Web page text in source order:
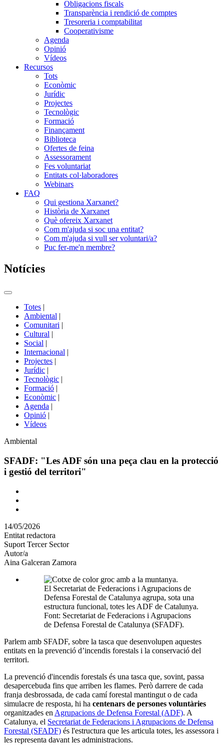
Obligacions fiscals
Transparència i rendició de comptes
Tresoreria i comptabilitat
Cooperativisme
Agenda
Opinió
Vídeos
Recursos
Tots
Econòmic
Jurídic
Projectes
Tecnològic
Formació
Finançament
Biblioteca
Ofertes de feina
Assessorament
Fes voluntariat
Entitats col·laboradores
Webinars
FAQ
Qui gestiona Xarxanet?
Història de Xarxanet
Què ofereix Xarxanet
Com m'ajuda si soc una entitat?
Com m'ajuda si vull ser voluntari/a?
Puc fer-me'n membre?
Notícies
Commutador
portals
Totes |
Ambiental |
Comunitari |
Cultural |
Social |
Internacional |
Projectes |
Jurídic |
Tecnològic |
Formació |
Econòmic |
Agenda |
Opinió |
Vídeos
Àmbit
la
notícia
Ambiental
SFADF: "Les ADF són una peça clau en la protecció
i gestió del territori"
Comparteix
altres
xarxes
socials
14/05/2026
Entitat redactora
Suport Tercer Sector
Autor/a
Aina Galceran Zamora
El Secretariat de Federacions i Agrupacions de
Defensa Forestal de Catalunya agrupa, sota una
estructura funcional, totes les ADF de Catalunya.
Font: Secretariat de Federacions i Agrupacions
de Defensa Forestal de Catalunya (SFADF).
Parlem amb SFADF, sobre la tasca que desenvolupen aquestes
entitats en la prevenció d’incendis forestals i la conservació del
territori.
La prevenció d'incendis forestals és una tasca que, sovint, passa
desapercebuda fins que arriben les flames. Però darrere de cada
franja desbrossada, de cada camí forestal mantingut o de cada
simulacre de resposta, hi ha centenars de persones voluntàries
organitzades enAgrupacions de Defensa Forestal (ADF). A
Catalunya, el Secretariat de Federacions i Agrupacions de Defensa
Forestal (SFADF) és l'estructura que les articula totes, les assessora i
les representa davant les administracions.